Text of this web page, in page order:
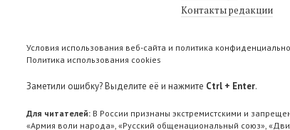
Контакты редакции
Условия использования веб-сайта и политика
Политика использования cookies
Заметили ошибку? Выделите её и нажмите Ctrl + Enter.
Для читателей: В России признаны экстремистскими и
«Армия воли народа», «Русский общенациональный союз»,